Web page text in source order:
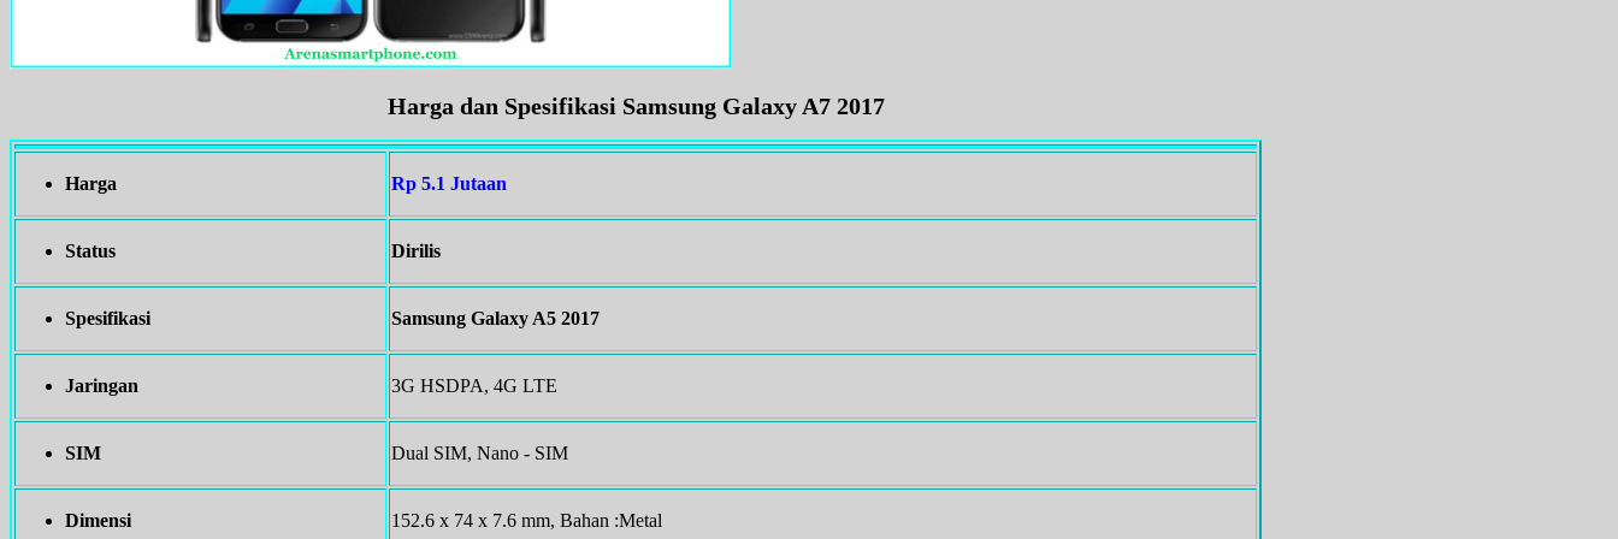
Harga dan Spesifikasi Samsung Galaxy A7 2017
Harga Rp 5.1 Jutaan
Status Dirilis
Spesifikasi Samsung Galaxy A5 2017
Jaringan 3G HSDPA, 4G LTE
SIM Dual SIM, Nano - SIM
Dimensi 152.6 x 74 x 7.6 mm, Bahan :Metal